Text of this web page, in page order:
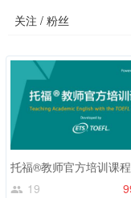
关注 / 粉丝
托福®教师官方培训课程
19